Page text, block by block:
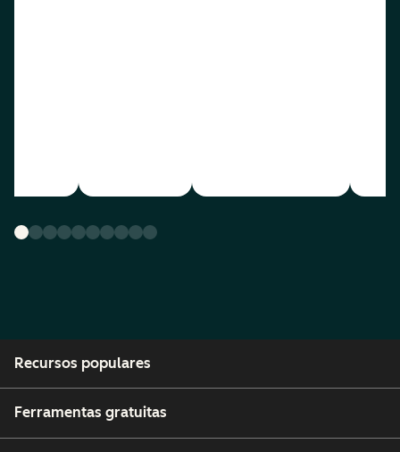
Recursos populares
Ferramentas gratuitas